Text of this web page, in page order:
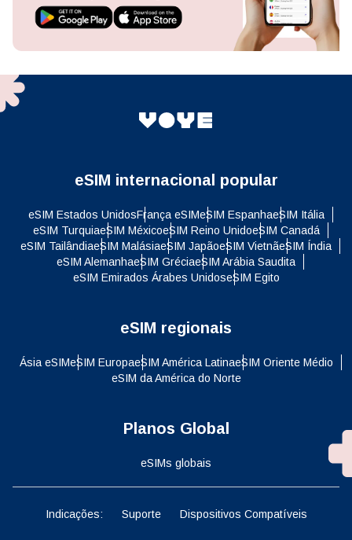
eSIM internacional popular
eSIM Estados UnidosFrança eSIMeSIM EspanhaeSIM Itália
eSIM TurquiaeSIM MéxicoeSIM Reino UnidoeSIM Canadá
eSIM TailândiaeSIM MalásiaeSIM JapãoeSIM VietnãeSIM Índia
eSIM AlemanhaeSIM GréciaeSIM Arábia Saudita
eSIM Emirados Árabes UnidoseSIM Egito
eSIM regionais
Ásia eSIMeSIM EuropaeSIM América LatinaeSIM Oriente Médio
eSIM da América do Norte
Planos Global
eSIMs globais
Indicações: Suporte Dispositivos Compatíveis